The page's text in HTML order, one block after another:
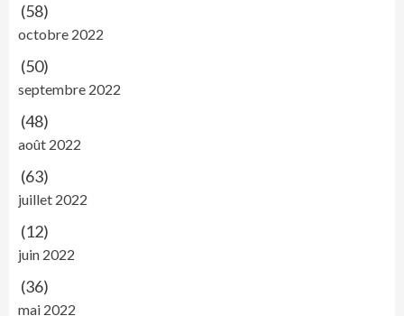
(58)
octobre 2022
(50)
septembre 2022
(48)
août 2022
(63)
juillet 2022
(12)
juin 2022
(36)
mai 2022